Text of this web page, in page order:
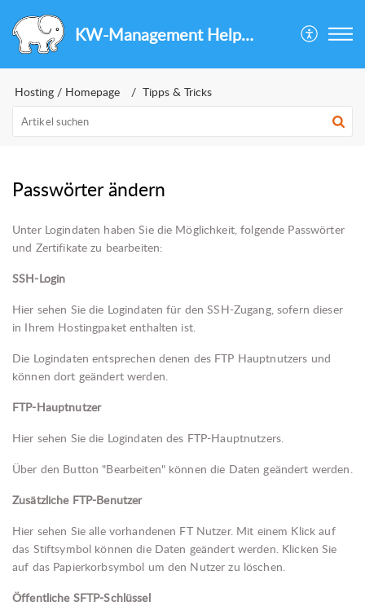
KW-Management Helpcenter
Hosting / Homepage Tipps & Tricks
Passwörter ändern
Unter Logindaten haben Sie die Möglichkeit, folgende Passwörter
und Zertifikate zu bearbeiten:
SSH-Login
Hier sehen Sie die Logindaten für den SSH-Zugang, sofern dieser
in Ihrem Hostingpaket enthalten ist.
Die Logindaten entsprechen denen des FTP Hauptnutzers und
können dort geändert werden.
FTP-Hauptnutzer
Hier sehen Sie die Logindaten des FTP-Hauptnutzers.
Über den Button "Bearbeiten" können die Daten geändert werden.
Zusätzliche FTP-Benutzer
Hier sehen Sie alle vorhandenen FT Nutzer. Mit einem Klick auf
das Stiftsymbol können die Daten geändert werden. Klicken Sie
auf das Papierkorbsymbol um den Nutzer zu löschen.
Öffentliche SFTP-Schlüssel